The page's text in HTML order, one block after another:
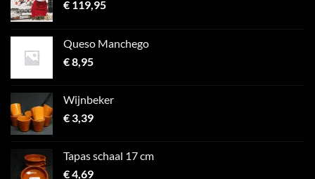
€ 119,95
Queso Manchego
€8,95
Wijnbeker
€3,39
Tapas schaal 17 cm
€4,69